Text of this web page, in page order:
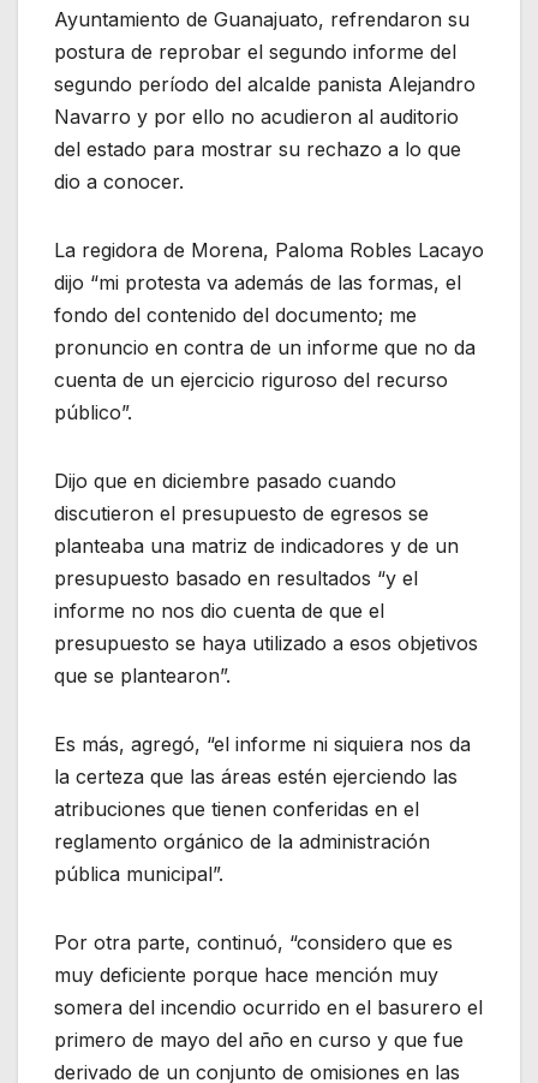
Ayuntamiento de Guanajuato, refrendaron su
postura de reprobar el segundo informe del
segundo período del alcalde panista Alejandro
Navarro y por ello no acudieron al auditorio
del estado para mostrar su rechazo a lo que
dio a conocer.
La regidora de Morena, Paloma Robles Lacayo
dijo “mi protesta va además de las formas, el
fondo del contenido del documento; me
pronuncio en contra de un informe que no da
cuenta de un ejercicio riguroso del recurso
público”.
Dijo que en diciembre pasado cuando
discutieron el presupuesto de egresos se
planteaba una matriz de indicadores y de un
presupuesto basado en resultados “y el
informe no nos dio cuenta de que el
presupuesto se haya utilizado a esos objetivos
que se plantearon”.
Es más, agregó, “el informe ni siquiera nos da
la certeza que las áreas estén ejerciendo las
atribuciones que tienen conferidas en el
reglamento orgánico de la administración
pública municipal”.
Por otra parte, continuó, “considero que es
muy deficiente porque hace mención muy
somera del incendio ocurrido en el basurero el
primero de mayo del año en curso y que fue
derivado de un conjunto de omisiones en las